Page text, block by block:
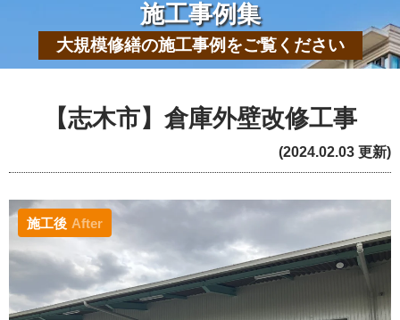
施工事例集
大規模修繕の施工事例をご覧ください
【志木市】倉庫外壁改修工事
(2024.02.03 更新)
施工後 After